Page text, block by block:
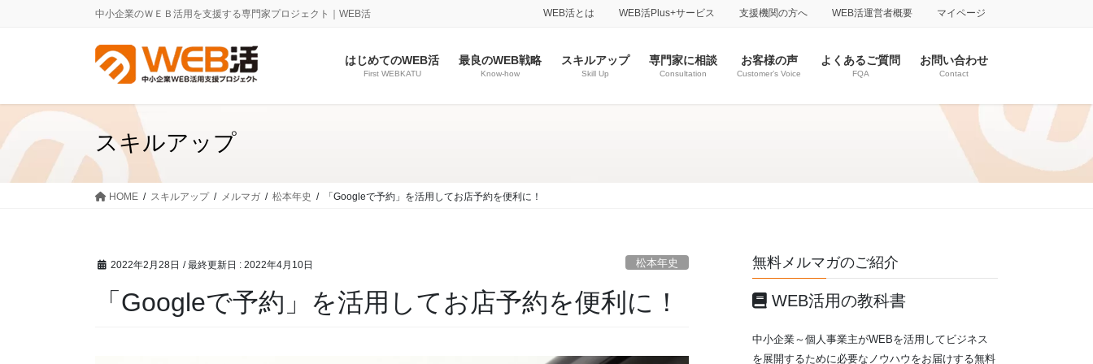
に
動
ョ
に
動
中小企業のＷＥＢ活用を支援する専門家プロジェクト｜WEB活 WEB活とは WEB活Plus+サービス 支援機関の方へ WEB活運営者概要 マイページ
はじめてのWEB活
First WEBKATU
最良のWEB戦略
Know-how
スキルアップ
Skill Up
専門家に相談
Consultation
お客様の声
Customer’s Voice
よくあるご質問
FQA
お問い合わせ
Contact
スキルアップ
HOME スキルアップ メルマガ 松本年史 「Googleで予約」を活用してお店予約を便利に！
2022年2月28日 / 最終更新日 : 2022年4月10日 松本年史
「Googleで予約」を活用してお店予約を便利に！
無料メルマガのご紹介
WEB活用の教科書
中小企業～個人事業主がWEBを活用してビジネス
を展開するために必要なノウハウをお届けする無料